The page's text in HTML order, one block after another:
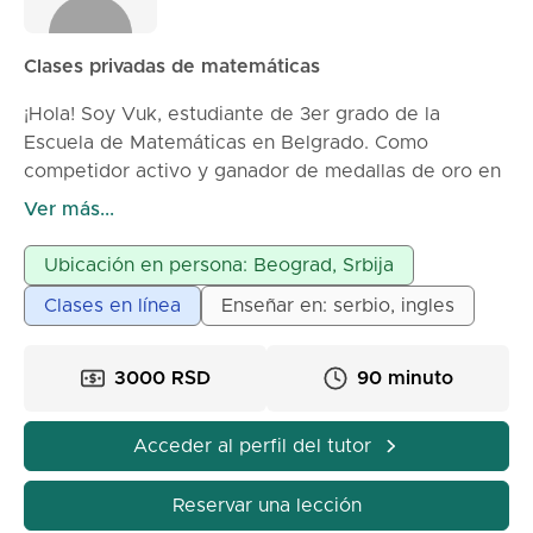
Clases privadas de matemáticas
¡Hola! Soy Vuk, estudiante de 3er grado de la
Escuela de Matemáticas en Belgrado. Como
competidor activo y ganador de medallas de oro en
la Olimpiada Internacional de Matemáticas en EE.UU.
para estudiantes de primaria y secundaria. Mis
calificaciones y experiencia:
Escuela: Estudiante de la Escuela de Matemáticas en
competencia en América (Olimpiada de Miami) y
nacionales. Experiencia: Ayudo a estudiantes más
jóvenes a dominar el material, mejorar sus
calificaciones y prepararse exitosamente para
exámenes. ¿Cómo están organizadas mis clases?
Ver más...
Ubicación en persona: Beograd, Srbija
Clases en línea Enseñar en: serbio, ingles
3000 RSD 90 minuto
Acceder al perfil del tutor
Reservar una lección